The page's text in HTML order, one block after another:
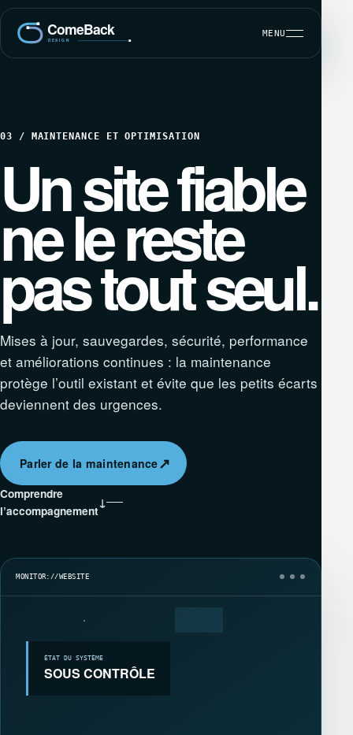
MENU
CRÉATION SITE INTERNET
USER EXPERIENCE / UX DESIGN
RÉFÉRENCEMENT NATUREL (SEO)
03 / MAINTENANCE ET OPTIMISATION
Un site fiable
ne le reste
pas tout seul.
Mises à jour, sauvegardes, sécurité, performance
et améliorations continues : la maintenance
protège l’outil existant et évite que les petits écarts
deviennent des urgences.
Parler de la maintenance↗
Comprendre
l’accompagnement
↓
MONITOR://WEBSITE
ÉTAT DU SYSTÈME
SOUS CONTRÔLE